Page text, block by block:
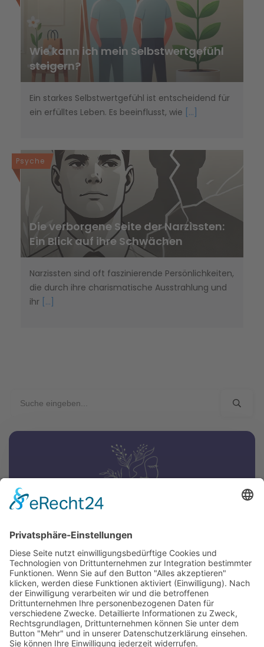
Wie kann ich mein Selbstwertgefühl
steigern?
Ein starkes Selbstwertgefühl ist entscheidend für
ein erfülltes Leben. Es beeinflusst, wie [...]
Psyche
Die verborgene Seite der Narzissten:
Ein Blick auf ihre Schwächen
Narzissten sind oft faszinierende Persönlichkeiten,
die durch ihre charismatische Ausstrahlung und
ihr [...]
Kostenfreies Ticket:
Gesund-und-Glücklich Kongress
Informieren dich über die neuesten
Technologien im Bereich Gesundheit, Gesundes
Mindset, Biohacking, gesunde Ernährung u.v.m
Ticket sichern